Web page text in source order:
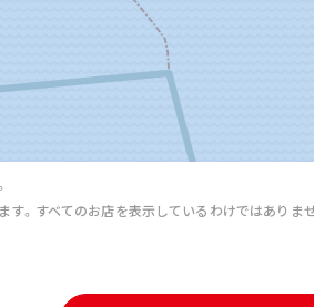
。すべてのお店を表示しているわけではありませ